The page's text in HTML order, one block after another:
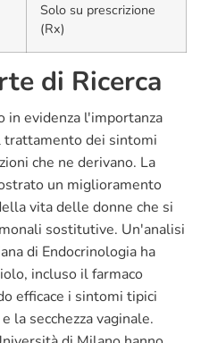
Solo su prescrizione
(Rx)
di Ricerca
in evidenza l'importanza
dei sintomi
che ne derivano. La
un miglioramento
vita delle donne che si
sostitutive. Un'analisi
di Endocrinologia ha
incluso il farmaco
efficace i sintomi tipici
la secchezza vaginale.